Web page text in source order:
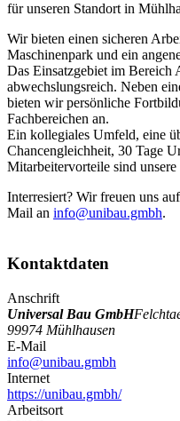
für unseren Standort in
Wir bieten einen sicheren
Maschinenpark und ein
Das Einsatzgebiet im Bereich
abwechslungsreich. Neben
bieten wir persönliche
Fachbereichen an.
Ein kollegiales Umfeld, eine
Chancengleichheit, 30 Tage
Mitarbeitervorteile sind unsere
Interresiert? Wir freuen uns
Mail an info@unibau.gmbh.
Kontaktdaten
Anschrift
Universal Bau GmbH
99974 Mühlhausen
E-Mail
info@unibau.gmbh
Internet
https://unibau.gmbh/
Arbeitsort